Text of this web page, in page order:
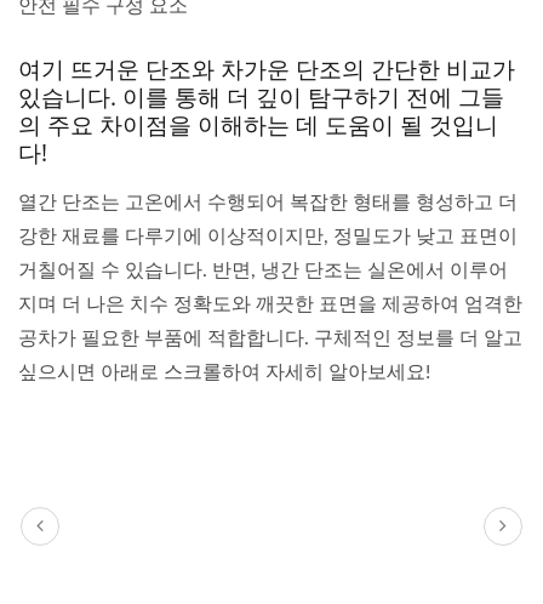
안전 필수 구성 요소
여기 뜨거운 단조와 차가운 단조의 간단한 비교가
있습니다. 이를 통해 더 깊이 탐구하기 전에 그들
의 주요 차이점을 이해하는 데 도움이 될 것입니
다!
열간 단조는 고온에서 수행되어 복잡한 형태를 형성하고 더
강한 재료를 다루기에 이상적이지만, 정밀도가 낮고 표면이
거칠어질 수 있습니다. 반면, 냉간 단조는 실온에서 이루어
지며 더 나은 치수 정확도와 깨끗한 표면을 제공하여 엄격한
공차가 필요한 부품에 적합합니다. 구체적인 정보를 더 알고
싶으시면 아래로 스크롤하여 자세히 알아보세요!